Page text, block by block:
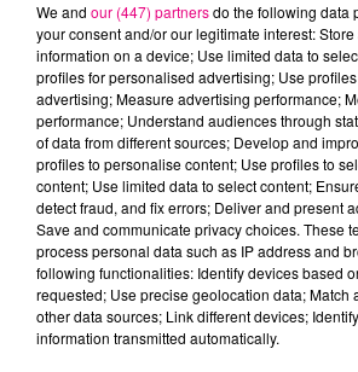
22 juillet 2026
Toulouse : circulation
secteur François Verdier...
We and our (447) partnersdo the following data
your consent and/or our legitimate interest:
information on a device; Use limited data to
profiles for personalised advertising; Use
advertising; Measure advertising performance;
performance; Understand audiences through
of data from different sources; Develop and
profiles to personalise content; Use profiles to
content; Use limited data to select content;
detect fraud, and fix errors; Deliver and present
Save and communicate privacy choices. These
process personal data such as IP address and
following functionalities: Identify devices based
requested; Use precise geolocation data; Match
other data sources; Link different devices;
information transmitted automatically.